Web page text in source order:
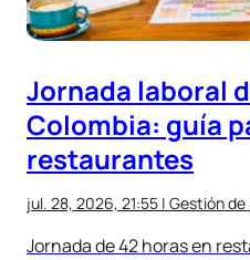
Jornada laboral
Colombia: guía
restaurantes
jul. 28, 2026, 21:55 | Gestión
Jornada de 42 horas en